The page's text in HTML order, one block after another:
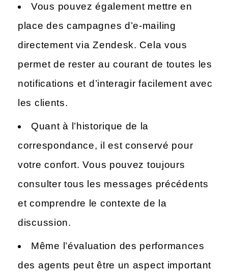
Vous pouvez également mettre en
place des campagnes d’e-mailing
directement via Zendesk. Cela vous
permet de rester au courant de toutes les
notifications et d’interagir facilement avec
les clients.
Quant à l’historique de la
correspondance, il est conservé pour
votre confort. Vous pouvez toujours
consulter tous les messages précédents
et comprendre le contexte de la
discussion.
Même l’évaluation des performances
des agents peut être un aspect important